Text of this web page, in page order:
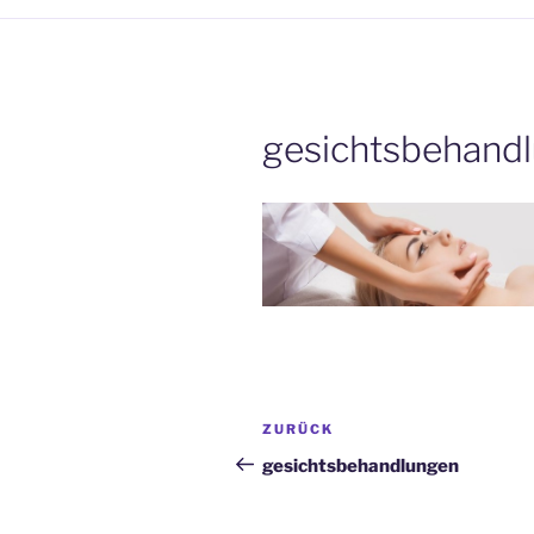
Beitragsnavigation
Vorheriger
Beitrag
ZURÜCK
gesichtsbehandlungen